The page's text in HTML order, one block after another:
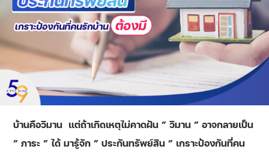
บ้านคือวิมาน แต่ถ้าเกิดเหตุไม่คาดฝัน ” วิมาน ” อาจกลายเป็น
” ภาระ ” ได้ มารู้จัก ” ประกันทรัพย์สิน ” เกราะป้องกันที่คน